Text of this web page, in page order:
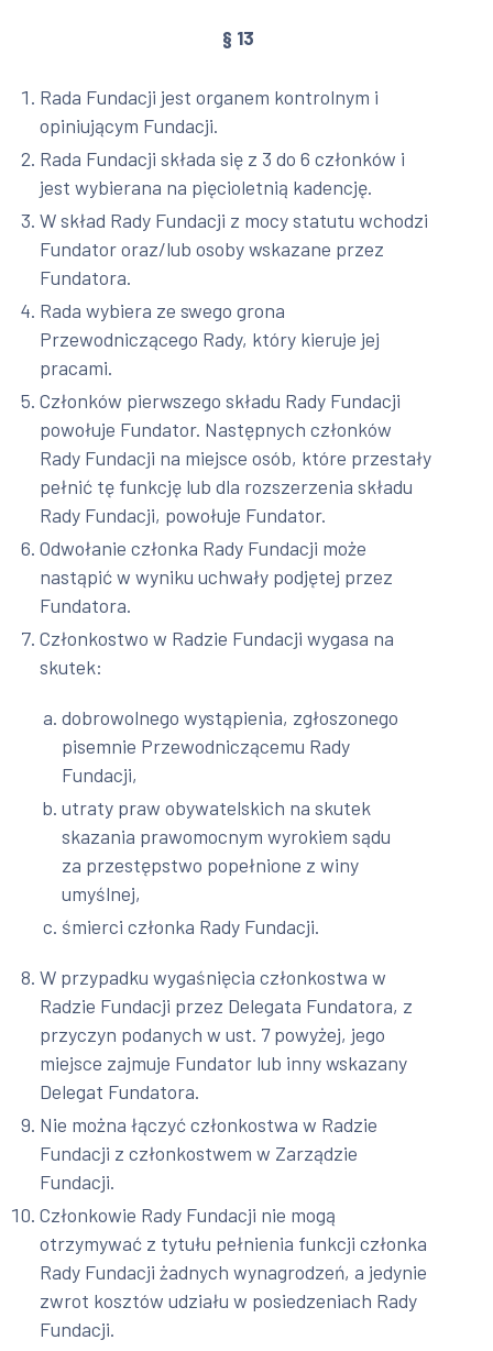
§ 13
Rada Fundacji jest organem kontrolnym i
opiniującym Fundacji.
Rada Fundacji składa się z 3 do 6 członków i
jest wybierana na pięcioletnią kadencję.
W skład Rady Fundacji z mocy statutu wchodzi
Fundator oraz/lub osoby wskazane przez
Fundatora.
Rada wybiera ze swego grona
Przewodniczącego Rady, który kieruje jej
pracami.
Członków pierwszego składu Rady Fundacji
powołuje Fundator. Następnych członków
Rady Fundacji na miejsce osób, które przestały
pełnić tę funkcję lub dla rozszerzenia składu
Rady Fundacji, powołuje Fundator.
Odwołanie członka Rady Fundacji może
nastąpić w wyniku uchwały podjętej przez
Fundatora.
Członkostwo w Radzie Fundacji wygasa na
skutek:
dobrowolnego wystąpienia, zgłoszonego
pisemnie Przewodniczącemu Rady
Fundacji,
utraty praw obywatelskich na skutek
skazania prawomocnym wyrokiem sądu
za przestępstwo popełnione z winy
umyślnej,
śmierci członka Rady Fundacji.
W przypadku wygaśnięcia członkostwa w
Radzie Fundacji przez Delegata Fundatora, z
przyczyn podanych w ust. 7 powyżej, jego
miejsce zajmuje Fundator lub inny wskazany
Delegat Fundatora.
Nie można łączyć członkostwa w Radzie
Fundacji z członkostwem w Zarządzie
Fundacji.
Członkowie Rady Fundacji nie mogą
otrzymywać z tytułu pełnienia funkcji członka
Rady Fundacji żadnych wynagrodzeń, a jedynie
zwrot kosztów udziału w posiedzeniach Rady
Fundacji.